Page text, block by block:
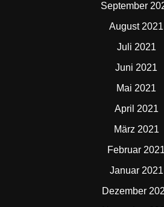
September
August 2021
Juli 2021
Juni 2021
Mai 2021
April 2021
März 2021
Februar 2021
Januar 2021
Dezember